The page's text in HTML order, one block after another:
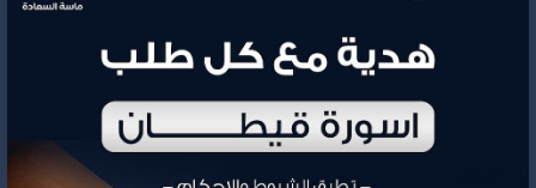
تصنيف المنتج
2,633.99